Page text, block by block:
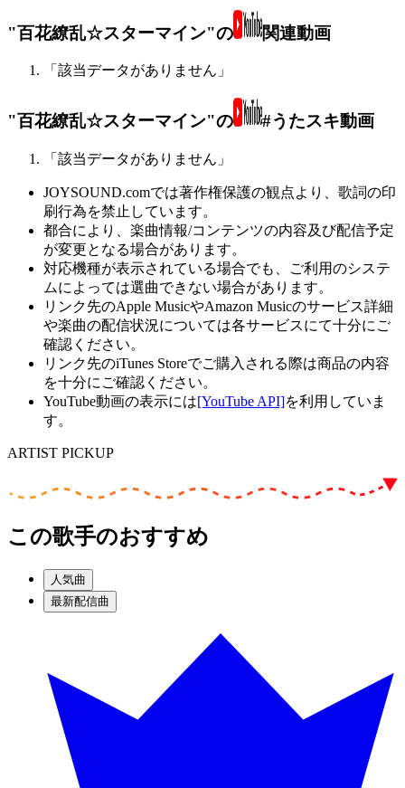
"百花繚乱☆スターマイン"の 関連動画
「該当データがありません」
"百花繚乱☆スターマイン"の #うたスキ動画
「該当データがありません」
JOYSOUND.comでは著作権保護の観点より、歌詞の印
刷行為を禁止しています。
都合により、楽曲情報/コンテンツの内容及び配信予定
が変更となる場合があります。
対応機種が表示されている場合でも、ご利用のシステ
ムによっては選曲できない場合があります。
リンク先のApple MusicやAmazon Musicのサービス詳細
や楽曲の配信状況については各サービスにて十分にご
確認ください。
リンク先のiTunes Storeでご購入される際は商品の内容
を十分にご確認ください。
YouTube動画の表示には[YouTube API]を利用していま
す。
ARTIST PICKUP
この歌手のおすすめ
人気曲
最新配信曲